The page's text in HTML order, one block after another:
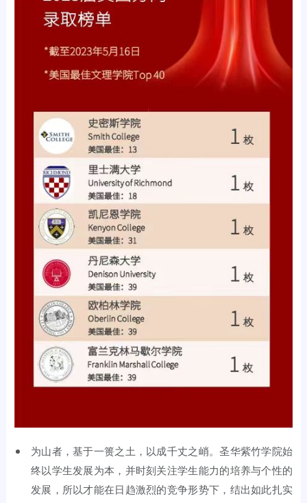
为山者，基于一篑之土，以成千丈之峭。圣华紫竹学院始
终以学生发展为本，并时刻关注学生能力的培养与个性的
发展，所以才能在日趋激烈的竞争形势下，结出如此扎实